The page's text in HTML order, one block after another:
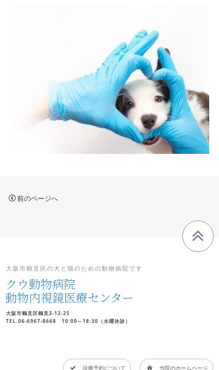
前のページへ
大阪市鶴見区の犬と猫のための動物病院です
クウ動物病院
動物内視鏡医療センター
大阪市鶴見区鶴見3-12-25
TEL.06-6967-8668 10:00～18:30（水曜休診）
診療予約について 当院のホームページ